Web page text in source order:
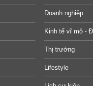
Doanh nghiệp
Kinh tế vĩ mô -
Thị trường
Lifestyle